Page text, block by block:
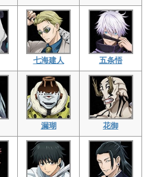
七海建人 五条悟
漏瑚 花御